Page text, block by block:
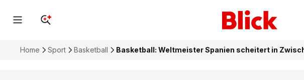
Home Sport Basketball Basketball: Weltmeister Spanien scheitert in